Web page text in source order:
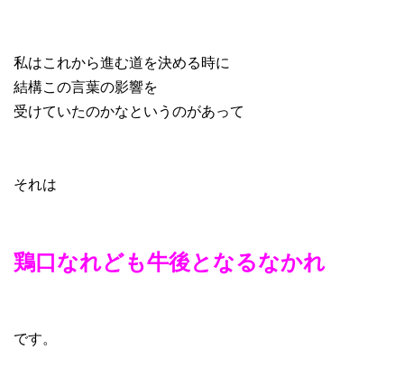
私はこれから進む道を決める時に
結構この言葉の影響を
受けていたのかなというのがあって
それは
鶏口なれども牛後となるなかれ
です。